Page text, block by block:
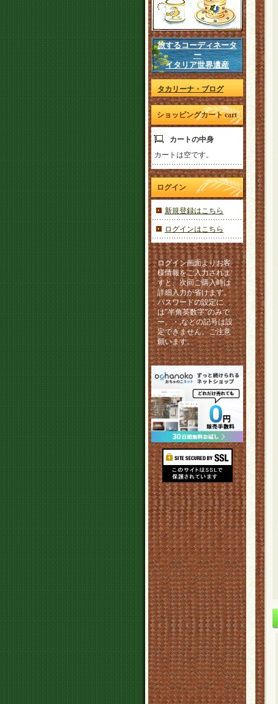
旅するコーディネータ
ー
イタリア世界遺産
タカリーナ・ブログ
ショッピングカート cart
カートの中身
カートは空です。
ログイン
新規登録はこちら
ログインはこちら
ログイン画面よりお客
様情報をご入力されま
すと、次回ご購入時は
詳細入力が省けます。
パスワードの設定に
は"半角英数字”のみで
ー。・,などの記号は設
定できません。ご注意
願います。